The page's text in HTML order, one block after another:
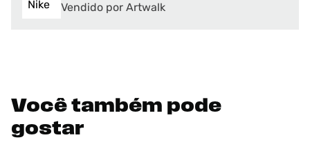
Vendido por Artwalk
Você também pode
gostar